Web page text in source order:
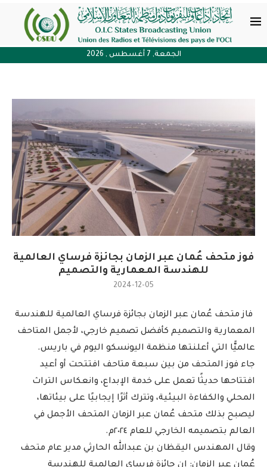
الجمعة, 7 أغسطس , 2026
فوز متحف عُمان عبر الزمان بجائزة فرساي العالمية
للهندسة المعمارية والتصميم
2024-12-05
فاز متحف عُمان عبر الزمان بجائزة فرساي العالمية للهندسة
المعمارية والتصميم كأفضل تصميم خارجي، لأجمل المتاحف
عالميًّا التي أعلنتها منظمة اليونسكو اليوم في باريس.
جاء فوز المتحف من بين سبعة متاحف افتتحت أو أعيد
افتتاحها حديثًا تعمل على خدمة الإبداع، وانعكاس التراث
المحلي والكفاءة البيئية، وتترك أثرًا إيجابيًا على بيئاتها،
ليصبح بذلك متحف عُمان عبر الزمان المتحف الأجمل في
العالم بتصميمه الخارجي للعام ٢٠٢٤م.
وقال المهندس اليقظان بن عبدالله الحارثي مدير عام متحف
عُمان عبر الزمان: إن جائزة فرساي العالمية للهندسة